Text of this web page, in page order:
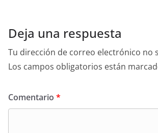
Deja una respuesta
Tu dirección de correo electrónico no
Los campos obligatorios están
Comentario *